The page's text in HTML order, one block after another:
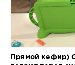
Прямой кефир)